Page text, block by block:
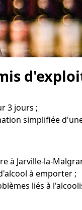
3 jours ;
simplifiée
à Jarville-la-
à emporter ;
liés à